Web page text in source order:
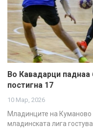
Во Кавадарци паднаа
постигна 17
10 Мар, 2026
Младинците на Куманово
младинската лига